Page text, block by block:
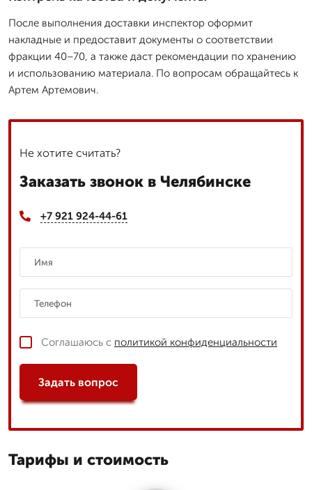
После выполнения доставки инспектор оформит
накладные и предоставит документы о соответствии
фракции 40–70, а также даст рекомендации по хранению
и использованию материала. По вопросам обращайтесь к
Артем Артемович.
Не хотите считать?
Заказать звонок в Челябинске
+7 921 924-44-61
Соглашаюсь с политикой конфиденциальности
Задать вопрос
Тарифы и стоимость